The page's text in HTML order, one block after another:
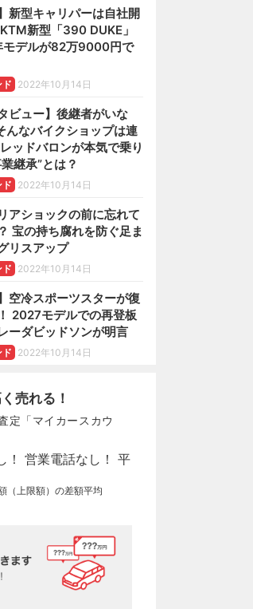
新型キャリパーは自社開
新型「390 DUKE」
デルが82万9000円で
ド 2022年10月14日
ビュー】後継者がいな
んなバイクショップは連
ッドバロンが本気で乗り
継承”とは？
ド 2022年10月14日
アショックの前に忘れて
宝の持ち腐れを防ぐ足ま
リスアップ
ド 2022年10月14日
空冷スポーツスターが復
2027モデルでの再登板
ーダビッドソンが明言
ド 2022年10月14日
売れる！
定「マイカースカウ
（上限額）の差額平均